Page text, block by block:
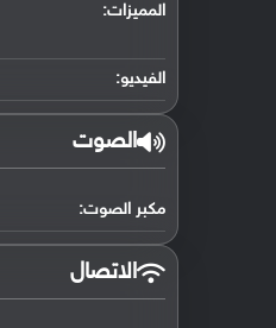
المميزات:
الفيديو:
الصوت
مكبر الصوت:
الاتصال